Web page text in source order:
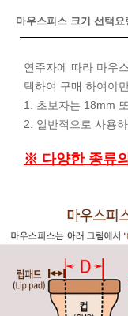
마우스피스 크기 선택요
연주자에 따라 마우
택하여 구매 하여야
1. 초보자는 18mm
2. 일반적으로 사용
※ 다양한 종류